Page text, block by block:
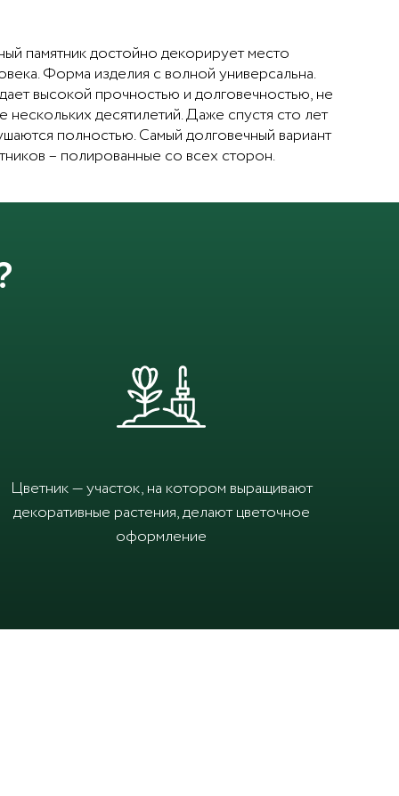
памятник достойно декорирует место
Форма изделия с волной универсальна.
высокой прочностью и долговечностью, не
нескольких десятилетий. Даже спустя сто лет
полностью. Самый долговечный вариант
– полированные со всех сторон.
Цветник — участок, на котором выращивают
декоративные растения, делают цветочное
оформление